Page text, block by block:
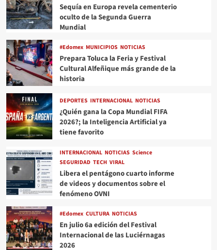
Sequía en Europa revela cementerio
oculto de la Segunda Guerra
Mundial
#Edomex MUNICIPIOS NOTICIAS
Prepara Toluca la Feria y Festival
Cultural Alfeñique más grande de la
historia
DEPORTES INTERNACIONAL NOTICIAS
¿Quién gana la Copa Mundial FIFA
2026?; la Inteligencia Artificial ya
tiene favorito
INTERNACIONAL NOTICIAS Science
SEGURIDAD TECH VIRAL
Libera el pentágono cuarto informe
de videos y documentos sobre el
fenómeno OVNI
#Edomex CULTURA NOTICIAS
En julio 6a edición del Festival
Internacional de las Luciérnagas
2026